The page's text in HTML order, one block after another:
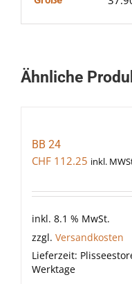
Ähnliche
BB 24
CHF 112.25 inkl.
inkl. 8.1 % MwSt.
zzgl. Versandkosten
Lieferzeit:
Werktage